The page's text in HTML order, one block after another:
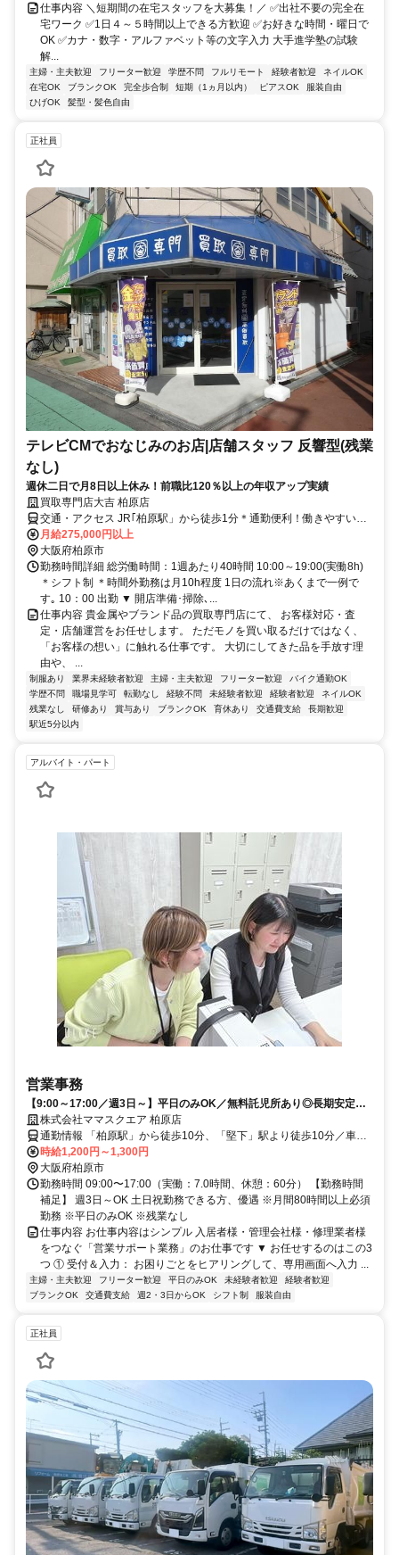
仕事内容 ＼短期間の在宅スタッフを大募集！／ ✅出社不要の完全在
宅ワーク ✅1日４～５時間以上できる方歓迎 ✅お好きな時間・曜日で
OK ✅カナ・数字・アルファベット等の文字入力 大手進学塾の試験
解...
主婦・主夫歓迎 フリーター歓迎 学歴不問 フルリモート 経験者歓迎
ネイルOK
在宅OK
ブランクOK 完全歩合制 短期（1ヵ月以内） ピアスOK
服装自由
ひげOK
髪型・髪色自由
正社員
テレビCMでおなじみのお店|店舗スタッフ 反響型(残業
なし)
週休二日で月8日以上休み！前職比120％以上の年収アップ実績
買取専門店大吉 柏原店
交通・アクセス JR｢柏原駅」から徒歩1分＊通勤便利！働きやすい職
場環境だから長期雇用安定
月給275,000円以上
大阪府柏原市
勤務時間詳細 総労働時間：1週あたり40時間 10:00～19:00(実働8h)
＊シフト制 ＊時間外勤務は月10h程度 1日の流れ※あくまで一例で
す｡ 10：00 出勤 ▼ 開店準備･掃除､...
仕事内容 貴金属やブランド品の買取専門店にて、 お客様対応・査
定・店舗運営をお任せします。 ただモノを買い取るだけではなく、
「お客様の想い」に触れる仕事です。 大切にしてきた品を手放す理
由や、 ...
制服あり 業界未経験者歓迎 主婦・主夫歓迎 フリーター歓迎
バイク通勤OK
学歴不問
職場見学可 転勤なし 経験不問 未経験者歓迎 経験者歓迎
ネイルOK
残業なし
研修あり 賞与あり ブランクOK 育休あり 交通費支給
長期歓迎
駅近5分以内
アルバイト・パート
営業事務
【9:00～17:00／週3日～】平日のみOK／無料託児所あり◎長期安定ワ
ーク◎入社日相談OK
株式会社ママスクエア 柏原店
通勤情報 「柏原駅」から徒歩10分、「堅下」駅より徒歩10分／車通
勤応相談
時給1,200円～1,300円
大阪府柏原市
勤務時間 09:00〜17:00（実働：7.0時間、休憩：60分） 【勤務時間
補足】 週3日～OK 土日祝勤務できる方、優遇 ※月間80時間以上必須
勤務 ※平日のみOK ※残業なし
仕事内容 お仕事内容はシンプル 入居者様・管理会社様・修理業者様
をつなぐ「営業サポート業務」のお仕事です ▼ お任せするのはこの3
つ ① 受付＆入力： お困りごとをヒアリングして、専用画面へ入力 ...
主婦・主夫歓迎 フリーター歓迎 平日のみOK 未経験者歓迎
経験者歓迎
ブランクOK
交通費支給 週2・3日からOK シフト制 服装自由
正社員